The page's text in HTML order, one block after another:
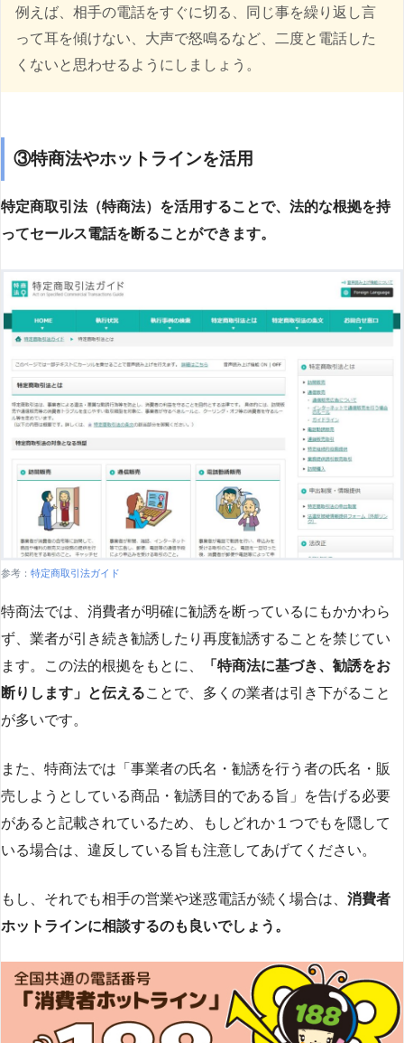
例えば、相手の電話をすぐに切る、同じ事を繰り返し言
って耳を傾けない、大声で怒鳴るなど、二度と電話した
くないと思わせるようにしましょう。
③特商法やホットラインを活用
特定商取引法（特商法）を活用することで、法的な根拠を持
ってセールス電話を断ることができます。
参考： 特定商取引法ガイド
特商法では、消費者が明確に勧誘を断っているにもかかわら
ず、業者が引き続き勧誘したり再度勧誘することを禁じてい
ます。この法的根拠をもとに、
「特商法に基づき、勧誘をお
断りします」と伝えることで、多くの業者は引き下がること
が多いです​​。
また、特商法では「事業者の氏名・勧誘を行う者の氏名・販
売しようとしている商品・勧誘目的である旨」を告げる必要
があると記載されているため、もしどれか１つでもを隠して
いる場合は、違反している旨も注意してあげてください。
もし、それでも相手の営業や迷惑電話が続く場合は、 消費者
ホットラインに相談するのも良いでしょう。